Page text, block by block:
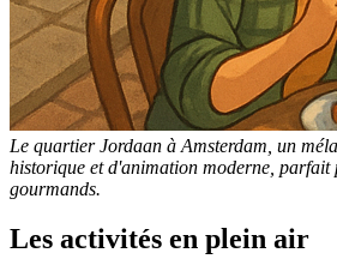
Le quartier Jordaan à Amsterdam, un
historique et d'animation moderne, parfait
gourmands.
Les activités en plein air